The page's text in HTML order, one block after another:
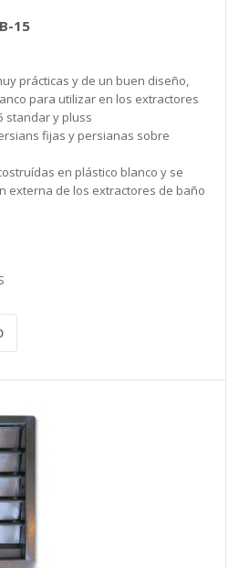
15
prácticas y de un buen diseño,
para utilizar en los extractores
standar y pluss
fijas y persianas sobre
en plástico blanco y se
externa de los extractores de baño